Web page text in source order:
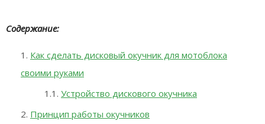
Содержание:
Как сделать дисковый окучник для мотоблока
своими руками
Устройство дискового окучника
Принцип работы окучников